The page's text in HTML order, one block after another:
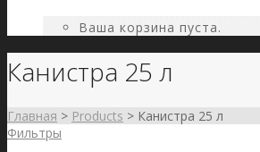
Ваша корзина пуста.
Канистра 25 л
Главная > Products > Канистра 25 л
Фильтры